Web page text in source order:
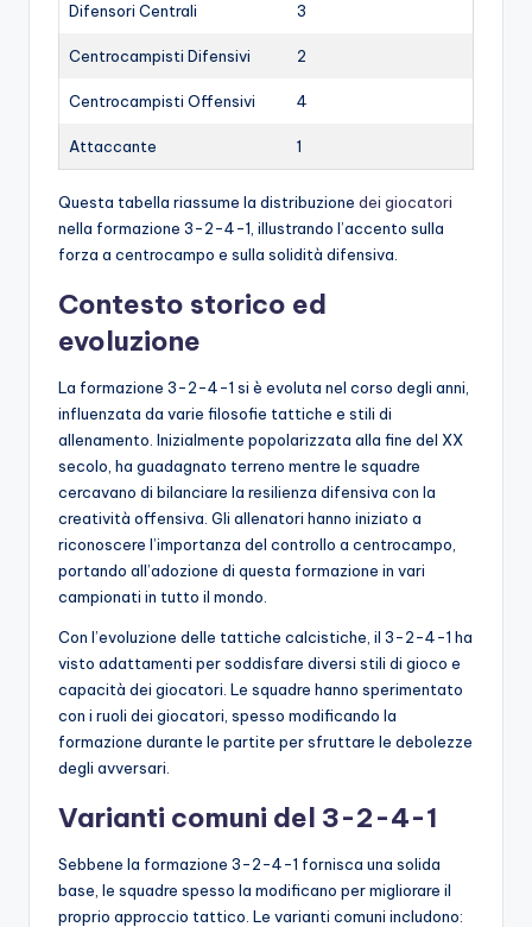
Difensori Centrali 3
Centrocampisti Difensivi 2
Centrocampisti Offensivi 4
Attaccante 1
Questa tabella riassume la distribuzione dei giocatori
nella formazione 3-2-4-1, illustrando l’accento sulla
forza a centrocampo e sulla solidità difensiva.
Contesto storico ed
evoluzione
La formazione 3-2-4-1 si è evoluta nel corso degli anni,
influenzata da varie filosofie tattiche e stili di
allenamento. Inizialmente popolarizzata alla fine del XX
secolo, ha guadagnato terreno mentre le squadre
cercavano di bilanciare la resilienza difensiva con la
creatività offensiva. Gli allenatori hanno iniziato a
riconoscere l’importanza del controllo a centrocampo,
portando all’adozione di questa formazione in vari
campionati in tutto il mondo.
Con l’evoluzione delle tattiche calcistiche, il 3-2-4-1 ha
visto adattamenti per soddisfare diversi stili di gioco e
capacità dei giocatori. Le squadre hanno sperimentato
con i ruoli dei giocatori, spesso modificando la
formazione durante le partite per sfruttare le debolezze
degli avversari.
Varianti comuni del 3-2-4-1
Sebbene la formazione 3-2-4-1 fornisca una solida
base, le squadre spesso la modificano per migliorare il
proprio approccio tattico. Le varianti comuni includono: